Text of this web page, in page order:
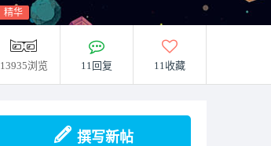
精华
13935浏览 11回复 11收藏
撰写新帖